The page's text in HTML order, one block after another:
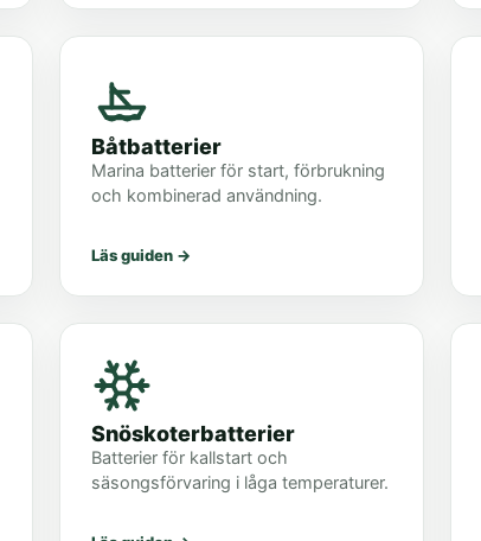
Båtbatterier
Marina batterier för start, förbrukning
och kombinerad användning.
Läs guiden →
Snöskoterbatterier
Batterier för kallstart och
säsongsförvaring i låga temperaturer.